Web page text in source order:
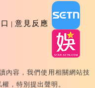
意見反應
All Rights
內容，我們使用相關網站技
，特別提出聲明。